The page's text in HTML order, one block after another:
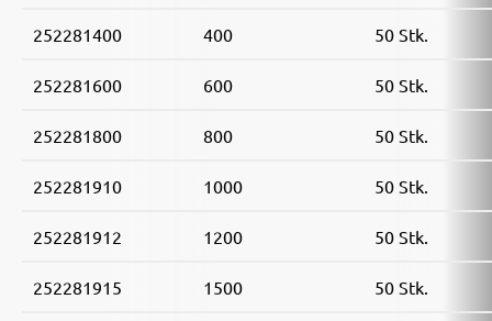
252281400 400 50 Stk.
252281600 600 50 Stk.
252281800 800 50 Stk.
252281910 1000 50 Stk.
252281912 1200 50 Stk.
252281915 1500 50 Stk.